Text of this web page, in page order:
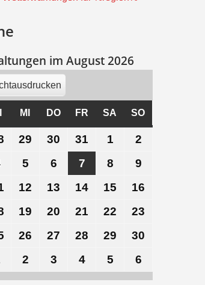
im August 2026
ausdrucken
DIENSTAG
MI MITTWOCH
DODONNERSTAG
FR FREITAG
SA SAMSTAG
SO
28.
Juli
29 29.
Juli
30 30.
Juli
2026
31
Juli
2026
1
August
2
August
5
August
6
August
7
August
8
August
9
August
11.
August
12 12.
August
13 13.
August
14 14.
August
15 15.
August
16
18.
August
19 19.
August
20 20.
August
21 21.
August
22 22.
August
23
25.
August
2026
26 26.
August
2026
27 27.
August
2026
28 28.
August
2026
29 29.
August
2026
30
2026
September
2
September
3
September
44.
September
5
September
6
September